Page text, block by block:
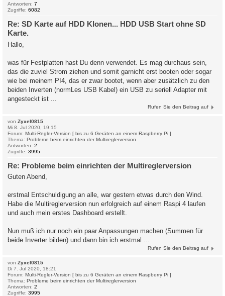
Antworten: 7
Zugriffe: 6082
Re: SD Karte auf HDD Klonen... HDD USB Start ohne SD
Karte.
Hallo,
was für Festplatten hast Du denn verwendet. Es mag durchaus sein,
das die zuviel Strom ziehen und somit garnicht erst booten oder sogar
wie bei meinem PI4, das er zwar bootet, wenn aber zusätzlich zu den
beiden Inverten (normLes USB Kabel) ein USB zu seriell Adapter mit
angesteckt ist ...
Rufen Sie den Beitrag auf
von Zyxel0815
Mi 8. Jul 2020, 19:15
Forum: Multi-Regler-Version [ bis zu 6 Geräten an einem Raspberry Pi ]
Thema: Probleme beim einrichten der Multireglerversion
Antworten: 2
Zugriffe: 3995
Re: Probleme beim einrichten der Multireglerversion
Guten Abend,
erstmal Entschuldigung an alle, war gestern etwas durch den Wind.
Habe die Multireglerversion nun erfolgreich auf einem Raspi 4 laufen
und auch mein erstes Dashboard erstellt.
Nun muß ich nur noch ein paar Anpassungen machen (Summen für
beide Inverter bilden) und dann bin ich erstmal ...
Rufen Sie den Beitrag auf
von Zyxel0815
Di 7. Jul 2020, 18:21
Forum: Multi-Regler-Version [ bis zu 6 Geräten an einem Raspberry Pi ]
Thema: Probleme beim einrichten der Multireglerversion
Antworten: 2
Zugriffe: 3995